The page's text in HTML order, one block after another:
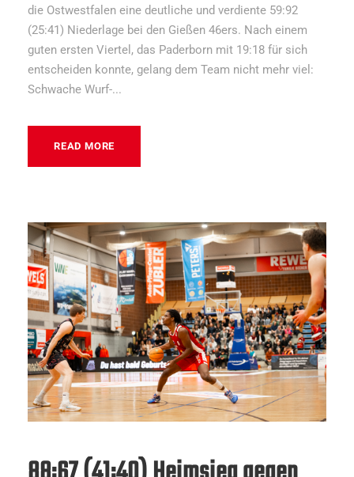
die Ostwestfalen eine deutliche und verdiente 59:92
(25:41) Niederlage bei den Gießen 46ers. Nach einem
guten ersten Viertel, das Paderborn mit 19:18 für sich
entscheiden konnte, gelang dem Team nicht mehr viel:
Schwache Wurf-...
READ MORE